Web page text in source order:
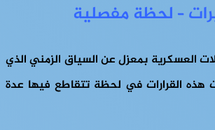
– لحظة مفصلية
العسكرية بمعزل عن السياق الزمني الذي
القرارات في لحظة تتقاطع فيها عدة